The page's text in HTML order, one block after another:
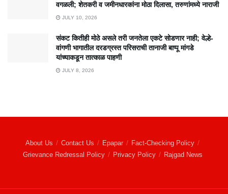
वगळली; शेतकरी व जमीनधारकांना मोठा दिलासा, तरुणांमध्ये नाराजी
JULY 10, 2026
संकट कितीही मोठे असले तरी जनतेला एकटे सोडणार नाही; वेल्हे-
वांगणी भागातील दरडग्रस्त परिसराची तानाजी बाप्पू मांगडे
यांच्याकडून तात्काळ पाहणी
JULY 8, 2026
About Us Contact Us Epapar
Fact-Checking Policy
Grievance Redressal Policy
Privacy Policy Rajgad News